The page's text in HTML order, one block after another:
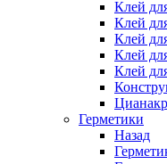
Клей
Клей
Клей
Клей
Клей
Герметики
Назад